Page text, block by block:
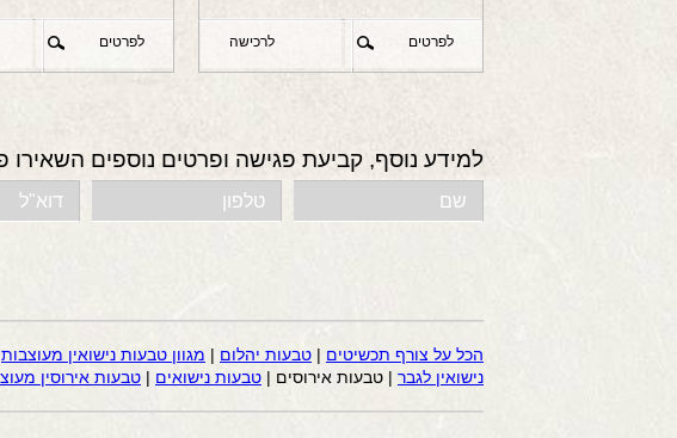
לפרטים לרכישה לפרטים
למידע נוסף, קביעת פגישה ופרטים נוספים השאירו
הכל על צורף תכשיטים | טבעות יהלום | מגוון טבעות נישואין מעוצבות
נישואין לגבר | טבעות אירוסים | טבעות נישואים | טבעות אירוסין